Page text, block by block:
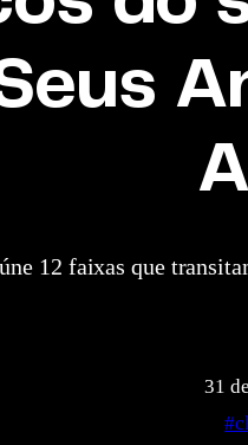
12 faixas que
31